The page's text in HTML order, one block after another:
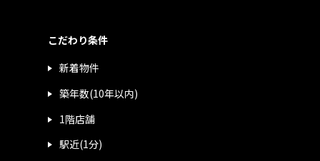
こだわり条件
新着物件
築年数(10年以内)
1階店舗
駅近(1分)